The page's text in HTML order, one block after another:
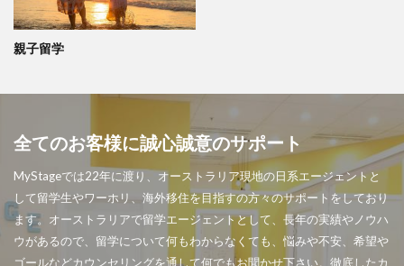
親子留学
全てのお客様に誠心誠意のサポート
MyStageでは22年に渡り、オーストラリア現地の日系エージェントと
して留学生やワーホリ、海外移住を目指すの方々のサポートをしており
ます。オーストラリアで留学エージェントとして、長年の実績やノウハ
ウがあるので、留学について何もわからなくても、悩みや不安、希望や
ゴールなどカウンセリングを通して何でもお聞かせ下さい。徹底したカ